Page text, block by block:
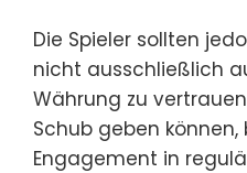
Die Spieler sollten
nicht ausschließlich
Währung zu
Schub geben
Engagement in